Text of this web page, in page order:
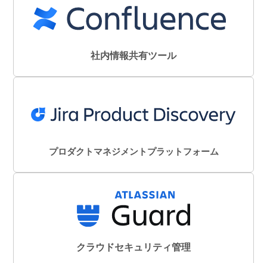
社内情報共有ツール
プロダクトマネジメントプラットフォーム
クラウドセキュリティ管理